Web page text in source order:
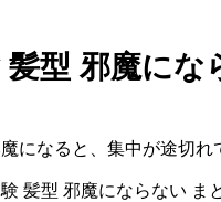
髪型 邪魔に
になると、集中が途切
髪型 邪魔にならない ま